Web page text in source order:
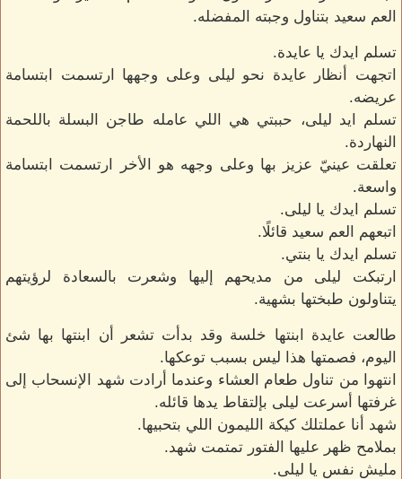
العم سعيد بتناول وجبته المفضله.
تسلم ايدك يا عايدة.
اتجهت أنظار عايدة نحو ليلى وعلى وجهها ارتسمت ابتسامة
عريضه.
تسلم ايد ليلى، حببتي هي اللي عامله طاجن البسلة باللحمة
النهاردة.
تعلقت عينيّ عزيز بها وعلى وجهه هو الأخر ارتسمت ابتسامة
واسعة.
تسلم ايدك يا ليلى.
اتبعهم العم سعيد قائلًا.
تسلم ايدك يا بنتي.
ارتبكت ليلى من مديحهم إليها وشعرت بالسعادة لرؤيتهم
يتناولون طبختها بشهية.
طالعت عايدة ابنتها خلسة وقد بدأت تشعر أن ابنتها بها شئ
اليوم، فصمتها هذا ليس بسبب توعكها.
انتهوا من تناول طعام العشاء وعندما أرادت شهد الإنسحاب إلى
غرفتها أسرعت ليلى بإلتقاط يدها قائله.
شهد أنا عملتلك كيكة الليمون اللي بتحبيها.
بملامح ظهر عليها الفتور تمتمت شهد.
مليش نفس يا ليلى.